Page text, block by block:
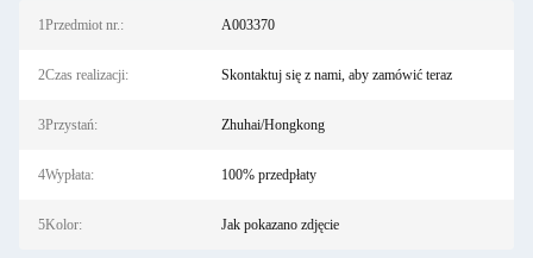
1Przedmiot nr.: A003370
2Czas realizacji: Skontaktuj się z nami, aby zamówić teraz
3Przystań: Zhuhai/Hongkong
4Wypłata: 100% przedpłaty
5Kolor: Jak pokazano zdjęcie